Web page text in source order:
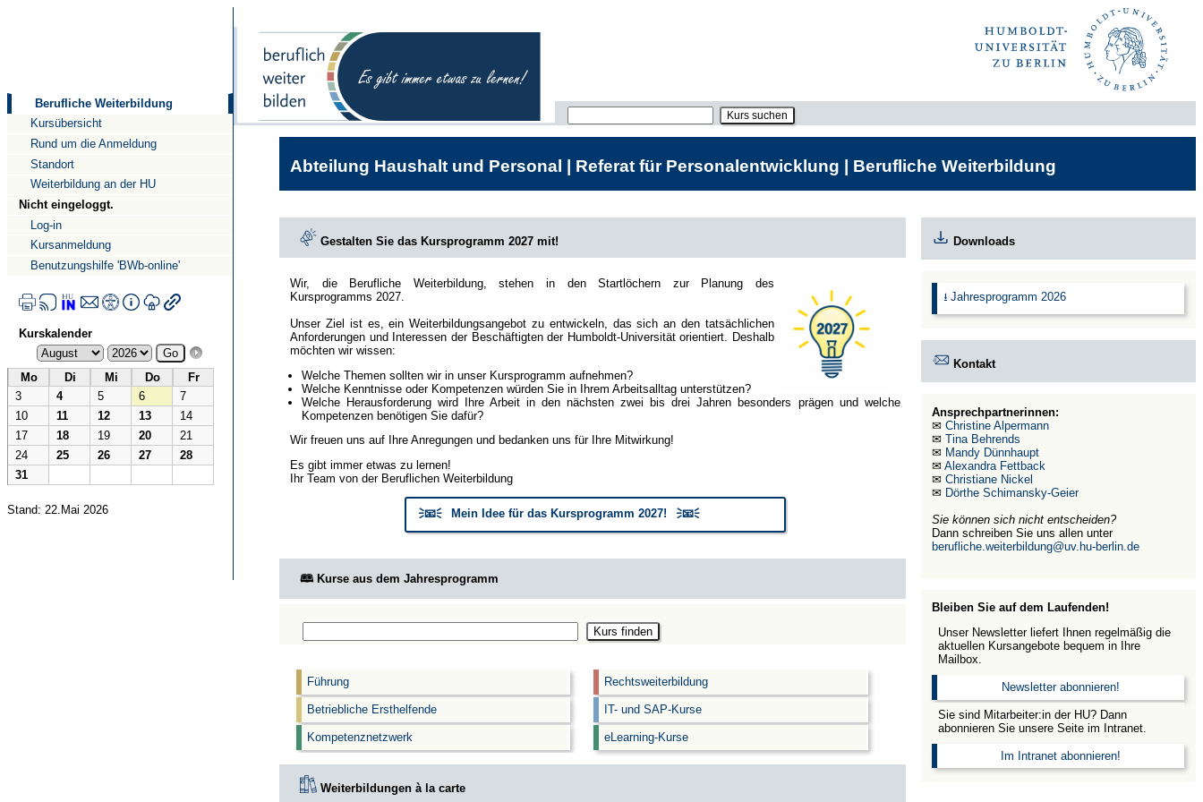
Berufliche Weiterbildung
Kursübersicht
Rund um die Anmeldung
Standort
Weiterbildung an der HU
Nicht eingeloggt.
Log-in
Kursanmeldung
Benutzungshilfe 'BWb-online'
Kurskalender
Mo Di Mi Do
Fr
3
4 5 6
7
10
11 12 13
14
17
18 19 20
21
24
25 26 27
28
31
Stand: 22.Mai 2026
Abteilung Haushalt und Personal | Referat für Personalentwicklung | Berufliche Weiterbildung
Gestalten Sie das Kursprogramm 2027 mit!
Wir, die Berufliche Weiterbildung, stehen in den Startlöchern zur Planung des
Kursprogramms 2027.
Unser Ziel ist es, ein Weiterbildungsangebot zu entwickeln, das sich an den tatsächlichen
Anforderungen und Interessen der Beschäftigten der Humboldt-Universität orientiert. Deshalb
möchten wir wissen:
Welche Themen sollten wir in unser Kursprogramm aufnehmen?
Welche Kenntnisse oder Kompetenzen würden Sie in Ihrem Arbeitsalltag unterstützen?
Welche Herausforderung wird Ihre Arbeit in den nächsten zwei bis drei Jahren besonders prägen und welche
Kompetenzen benötigen Sie dafür?
Wir freuen uns auf Ihre Anregungen und bedanken uns für Ihre Mitwirkung!
Es gibt immer etwas zu lernen!
Ihr Team von der Beruflichen Weiterbildung
🗦📧🗧 Mein Idee für das Kursprogramm 2027! 🗦📧🗧
🕮 Kurse aus dem Jahresprogramm
Führung
Betriebliche Ersthelfende
Kompetenznetzwerk
Rechtsweiterbildung
IT- und SAP-Kurse
eLearning-Kurse
Weiterbildungen à la carte
Downloads
⭳ Jahresprogramm 2026
Kontakt
Ansprechpartnerinnen:
✉Christine Alpermann
✉Tina Behrends
✉ Mandy Dünnhaupt
✉Alexandra Fettback
✉Christiane Nickel
✉ Dörthe Schimansky-Geier
Sie können sich nicht entscheiden?
Dann schreiben Sie uns allen unter
berufliche.weiterbildung@uv.hu-berlin.de
Bleiben Sie auf dem Laufenden!
Unser Newsletter liefert Ihnen regelmäßig die
aktuellen Kursangebote bequem in Ihre
Mailbox.
Newsletter abonnieren!
Sie sind Mitarbeiter:in der HU? Dann
abonnieren Sie unsere Seite im Intranet.
Im Intranet abonnieren!